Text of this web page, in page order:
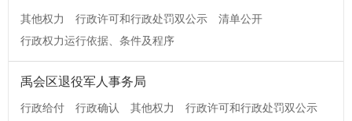
其他权力 行政许可和行政处罚双公示
清单公开
行政权力运行依据、条件及程序
禹会区退役军人事务局
行政给付 行政确认 其他权力 行政许可和行政处罚双公示